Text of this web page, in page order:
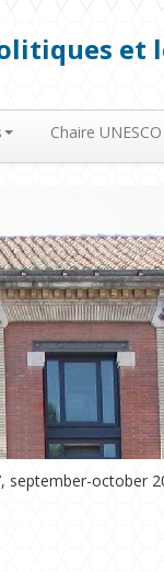
et
Chaire UNESCO
september-october